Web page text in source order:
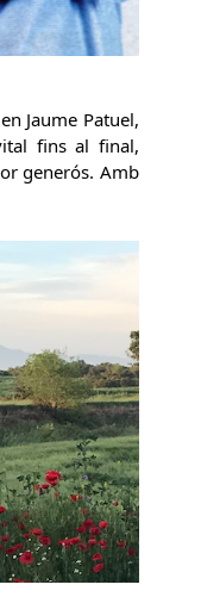
Jaume Patuel,
fins al final,
generós. Amb